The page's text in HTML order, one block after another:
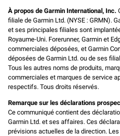
À propos de Garmin International, Inc.
filiale de Garmin Ltd. (NYSE : GRMN).
et ses principales filiales sont
Royaume-Uni. Forerunner, Garmin et
commerciales déposées, et Garmin
déposées de Garmin Ltd. ou de ses
Tous les autres noms de produits,
commerciales et marques de service
respectifs. Tous droits réservés.
Remarque sur les déclarations
Ce communiqué contient des
Garmin Ltd. et ses affaires. Ces
prévisions actuelles de la direction.